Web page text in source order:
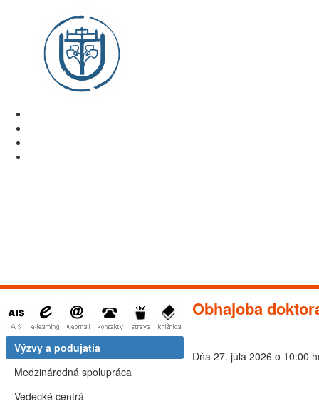
Obhajoba
Dňa 27. júla 2026 o 10:00
Výzvy a podujatia
Medzinárodná spolupráca
Vedecké centrá